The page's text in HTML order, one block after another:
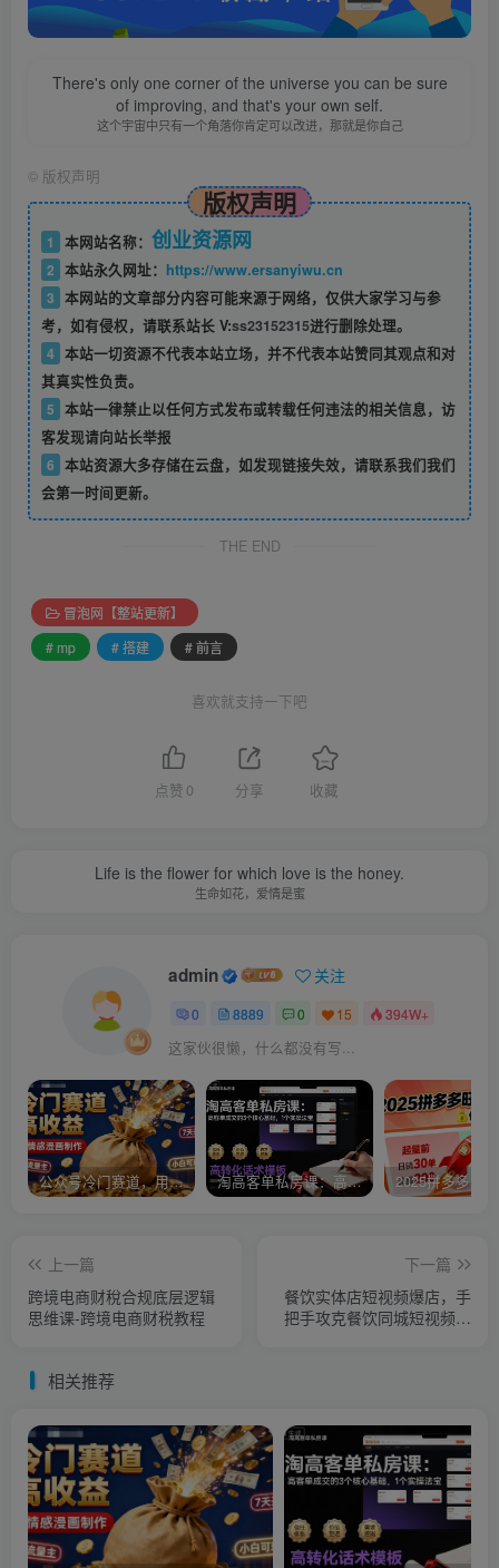
There's only one corner of the universe you can be sure
of improving, and that's your own self.
这个宇宙中只有一个角落你肯定可以改进，那就是你自己
© 版权声明
版权声明
1 本网站名称： 创业资源网
2 本站永久网址： https://www.ersanyiwu.cn
3 本网站的文章部分内容可能来源于网络，仅供大家学习与参
考，如有侵权，请联系站长 V:ss23152315进行删除处理。
4 本站一切资源不代表本站立场，并不代表本站赞同其观点和对
其真实性负责。
5 本站一律禁止以任何方式发布或转载任何违法的相关信息，访
客发现请向站长举报
6 本站资源大多存储在云盘，如发现链接失效，请联系我们我们
会第一时间更新。
THE END
冒泡网【整站更新】
# mp
# 搭建 # 前言
喜欢就支持一下吧
点赞 0 分享 收藏
Life is the flower for which love is the honey.
生命如花，爱情是蜜
admin 关注
0 8889 0 15 394W+
这家伙很懒，什么都没有写...
公众号冷门赛道，用AI做情感漫画，7天开通流量主，操作简单，小白可玩 淘高客单私房课：高客单成交的3个核心基础，1个实操法宝
上一篇
跨境电商财稅合规底层逻辑
思维课-跨境电商财税教程
下一篇
餐饮实体店短视频爆店，手
把手攻克餐饮同城短视频全
相关推荐